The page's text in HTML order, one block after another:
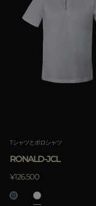
Tシャツとポロシャツ
RONALD-JCL
¥126.500